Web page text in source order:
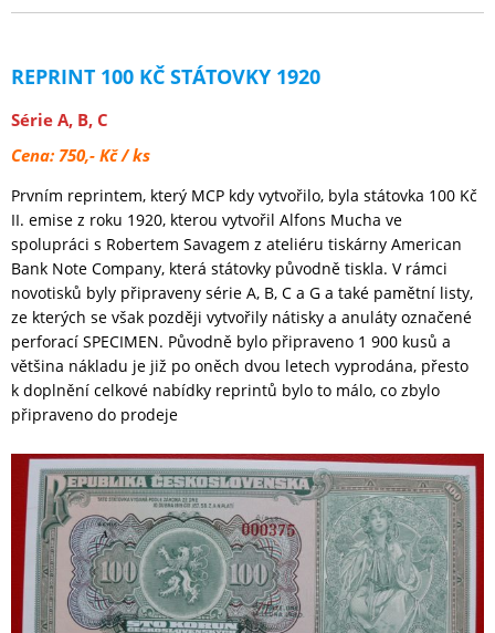
REPRINT 100 KČ STÁTOVKY 1920
Série A, B, C
Cena: 750,- Kč / ks
Prvním reprintem, který MCP kdy vytvořilo, byla státovka 100 Kč
II. emise z roku 1920, kterou vytvořil Alfons Mucha ve
spolupráci s Robertem Savagem z ateliéru tiskárny American
Bank Note Company, která státovky původně tiskla. V rámci
novotisků byly připraveny série A, B, C a G a také pamětní listy,
ze kterých se však později vytvořily nátisky a anuláty označené
perforací SPECIMEN. Původně bylo připraveno 1 900 kusů a
většina nákladu je již po oněch dvou letech vyprodána, přesto
k doplnění celkové nabídky reprintů bylo to málo, co zbylo
připraveno do prodeje